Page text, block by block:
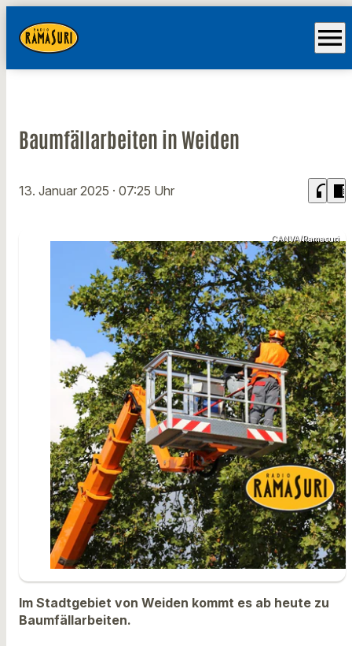
menu
Baumfällarbeiten in Weiden
13. Januar 2025 · 07:25 Uhr headphones chrome_reader_mode
CANVA/Ramasuri
Im Stadtgebiet von Weiden kommt es ab heute zu
Baumfällarbeiten.